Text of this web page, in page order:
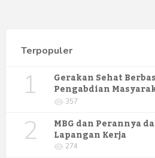
Terpopuler
1 Gerakan Sehat
Pengabdian
Keperawatan Medikal
Semarang
357
2 MBG dan Perannya
Lapangan Kerja
274